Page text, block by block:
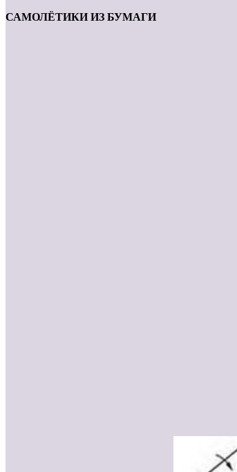
САМОЛЁТИКИ ИЗ БУМАГИ